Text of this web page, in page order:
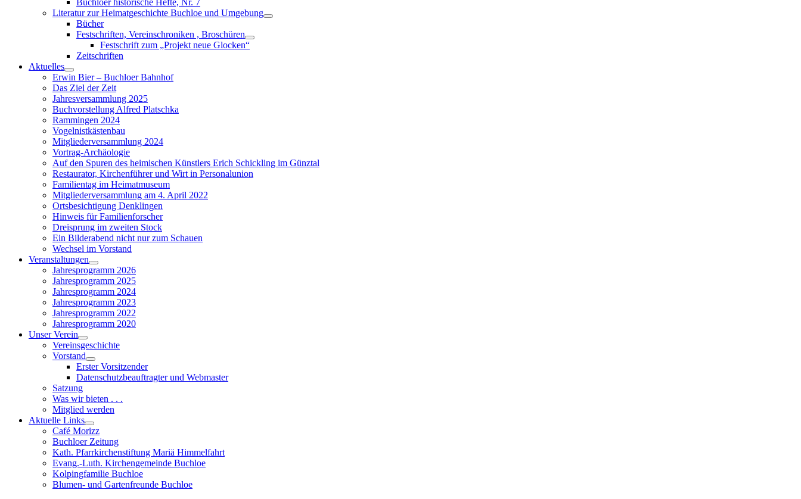
Buchloer historische Hefte, Nr. 7
Literatur zur Heimatgeschichte Buchloe und Umgebung
Show
Bücher
Festschriften, Vereinschroniken , Broschüren
Show
sub
Festschrift zum „Projekt neue Glocken“
Zeitschriften
Aktuelles
Show
sub
menu
Erwin Bier – Buchloer Bahnhof
Das Ziel der Zeit
Jahresversammlung 2025
Buchvorstellung Alfred Platschka
Rammingen 2024
Vogelnistkästenbau
Mitgliederversammlung 2024
Vortrag-Archäologie
Auf den Spuren des heimischen Künstlers Erich Schickling im Günztal
Restaurator, Kirchenführer und Wirt in Personalunion
Familientag im Heimatmuseum
Mitgliederversammlung am 4. April 2022
Ortsbesichtigung Denklingen
Hinweis für Familienforscher
Dreisprung im zweiten Stock
Ein Bilderabend nicht nur zum Schauen
Wechsel im Vorstand
Veranstaltungen
Show
sub
menu
Jahresprogramm 2026
Jahresprogramm 2025
Jahresprogramm 2024
Jahresprogramm 2023
Jahresprogramm 2022
Jahresprogramm 2020
Unser Verein
Show
sub
menu
Vereinsgeschichte
Vorstand
Show
sub
menu
Erster Vorsitzender
Datenschutzbeauftragter und Webmaster
Satzung
Was wir bieten . . .
Mitglied werden
Aktuelle Links
Show
sub
menu
Café Morizz
Buchloer Zeitung
Kath. Pfarrkirchenstiftung Mariä Himmelfahrt
Evang.-Luth. Kirchengemeinde Buchloe
Kolpingfamilie Buchloe
Blumen- und Gartenfreunde Buchloe